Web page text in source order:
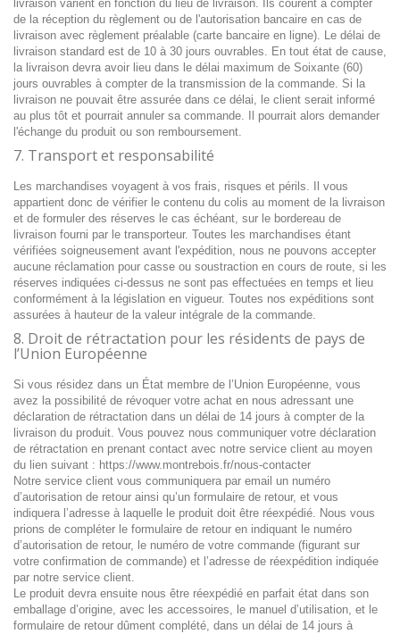
livraison varient en fonction du lieu de livraison. Ils courent à compter
de la réception du règlement ou de l'autorisation bancaire en cas de
livraison avec règlement préalable (carte bancaire en ligne). Le délai de
livraison standard est de 10 à 30 jours ouvrables. En tout état de cause,
la livraison devra avoir lieu dans le délai maximum de Soixante (60)
jours ouvrables à compter de la transmission de la commande. Si la
livraison ne pouvait être assurée dans ce délai, le client serait informé
au plus tôt et pourrait annuler sa commande. Il pourrait alors demander
l'échange du produit ou son remboursement.
7. Transport et responsabilité
Les marchandises voyagent à vos frais, risques et périls. Il vous
appartient donc de vérifier le contenu du colis au moment de la livraison
et de formuler des réserves le cas échéant, sur le bordereau de
livraison fourni par le transporteur. Toutes les marchandises étant
vérifiées soigneusement avant l'expédition, nous ne pouvons accepter
aucune réclamation pour casse ou soustraction en cours de route, si les
réserves indiquées ci-dessus ne sont pas effectuées en temps et lieu
conformément à la législation en vigueur. Toutes nos expéditions sont
assurées à hauteur de la valeur intégrale de la commande.
8. Droit de rétractation pour les résidents de pays de
l’Union Européenne
Si vous résidez dans un État membre de l’Union Européenne, vous
avez la possibilité de révoquer votre achat en nous adressant une
déclaration de rétractation dans un délai de 14 jours à compter de la
livraison du produit. Vous pouvez nous communiquer votre déclaration
de rétractation en prenant contact avec notre service client au moyen
du lien suivant : https://www.montrebois.fr/nous-contacter
Notre service client vous communiquera par email un numéro
d’autorisation de retour ainsi qu’un formulaire de retour, et vous
indiquera l’adresse à laquelle le produit doit être réexpédié. Nous vous
prions de compléter le formulaire de retour en indiquant le numéro
d’autorisation de retour, le numéro de votre commande (figurant sur
votre confirmation de commande) et l’adresse de réexpédition indiquée
par notre service client.
Le produit devra ensuite nous être réexpédié en parfait état dans son
emballage d’origine, avec les accessoires, le manuel d’utilisation, et le
formulaire de retour dûment complété, dans un délai de 14 jours à